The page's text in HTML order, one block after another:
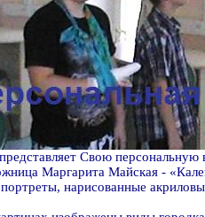
Свою
Маргарита Майская -
нарисованные